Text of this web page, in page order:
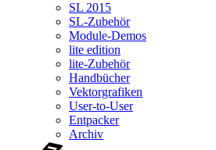
SL 2015
SL-Zubehör
Module-Demos
lite edition
lite-Zubehör
Handbücher
Vektorgrafiken
User-to-User
Entpacker
Archiv